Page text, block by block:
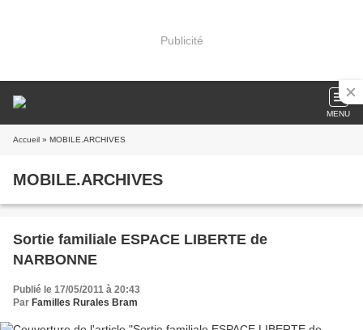
Publicité
MENU
Accueil » MOBILE.ARCHIVES
MOBILE.ARCHIVES
Sortie familiale ESPACE LIBERTE de
NARBONNE
Publié le 17/05/2011 à 20:43
Par Familles Rurales Bram